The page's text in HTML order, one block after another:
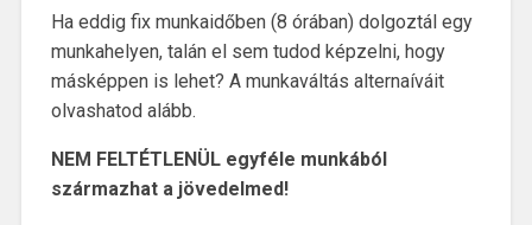
Ha eddig fix munkaidőben (8 órában) dolgoztál egy
munkahelyen, talán el sem tudod képzelni, hogy
másképpen is lehet? A munkaváltás alternaíváit
olvashatod alább.
NEM FELTÉTLENÜL egyféle munkából
származhat a jövedelmed!